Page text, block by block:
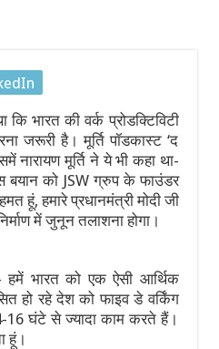
को लेकर मंत्रियों में आर-पार,
भूविज्ञान, खनिज अन्वेषण और आपदा
केंद्रों (जीएटीसी) के लिए आवेदन
भारत की वर्क प्रोडक्टिविटी
है। मूर्ति पॉडकास्ट ‘द
नारायण मूर्ति ने ये भी कहा था-
बयान को JSW ग्रुप के फाउंडर
हूं, हमारे प्रधानमंत्री मोदी जी
में जुनून तलाशना होगा।
भारत को एक ऐसी आर्थिक
हो रहे देश को फाइव डे वर्किंग
16 घंटे से ज्यादा काम करते हैं।
हूं।